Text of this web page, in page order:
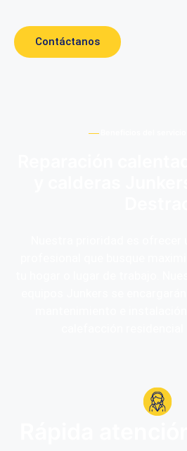
Contáctanos